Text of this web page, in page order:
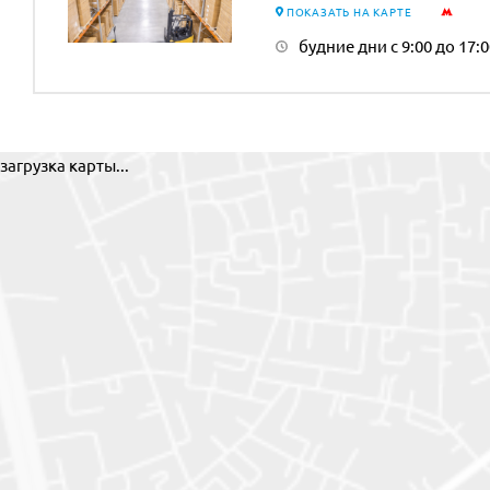
ПОКАЗАТЬ НА КАРТЕ
будние дни с 9:00 до
загрузка карты...